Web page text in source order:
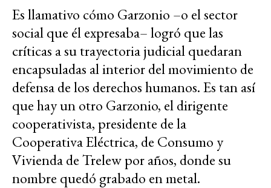
Es llamativo cómo Garzonio –o el sector
social que él expresaba– logró que las
críticas a su trayectoria judicial quedaran
encapsuladas al interior del movimiento de
defensa de los derechos humanos. Es tan así
que hay un otro Garzonio, el dirigente
cooperativista, presidente de la
Cooperativa Eléctrica, de Consumo y
Vivienda de Trelew por años, donde su
nombre quedó grabado en metal.